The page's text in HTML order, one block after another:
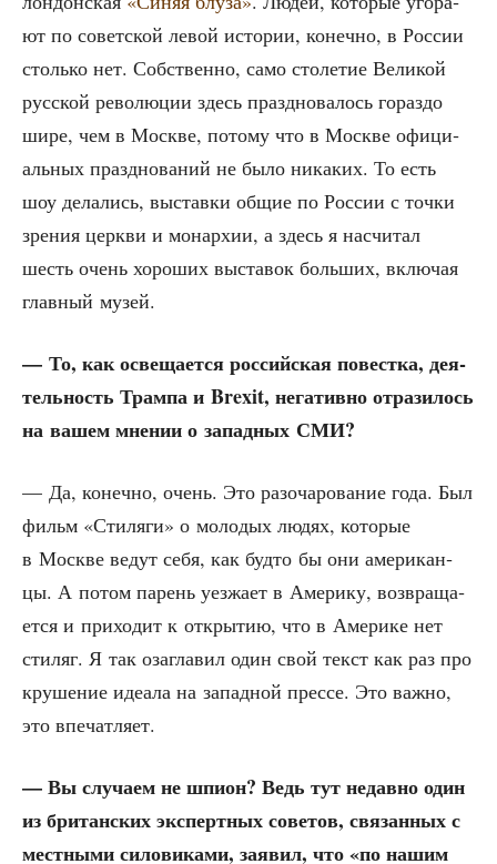
ют по совет­ской левой исто­рии, конеч­но, в Рос­сии
столь­ко нет. Соб­ствен­но, само сто­ле­тие Вели­кой
рус­ской рево­лю­ции здесь празд­но­ва­лось гораз­до
шире, чем в Москве, пото­му что в Москве офи­ци­
аль­ных празд­но­ва­ний не было ника­ких. То есть
шоу дела­лись, выстав­ки общие по Рос­сии с точ­ки
зре­ния церк­ви и монар­хии, а здесь я насчи­тал
шесть очень хоро­ших выста­вок боль­ших, вклю­чая
глав­ный музей.
— То, как осве­ща­ет­ся рос­сий­ская повест­ка, дея­
тель­ность Трам­па и Brexit, нега­тив­но отра­зи­лось
на вашем мне­нии о запад­ных СМИ?
— Да, конеч­но, очень. Это разо­ча­ро­ва­ние года. Был
фильм «Сти­ля­ги» о моло­дых людях, кото­рые
в Москве ведут себя, как буд­то бы они аме­ри­кан­
цы. А потом парень уез­жа­ет в Аме­ри­ку, воз­вра­ща­
ет­ся и при­хо­дит к откры­тию, что в Аме­ри­ке нет
сти­ляг. Я так оза­гла­вил один свой текст как раз про
кру­ше­ние иде­а­ла на запад­ной прес­се. Это важ­но,
это впечатляет.
— Вы слу­ча­ем не шпи­он? Ведь тут недав­но один
из бри­тан­ских экс­перт­ных сове­тов, свя­зан­ных с
мест­ны­ми сило­ви­ка­ми, заявил, что «по нашим